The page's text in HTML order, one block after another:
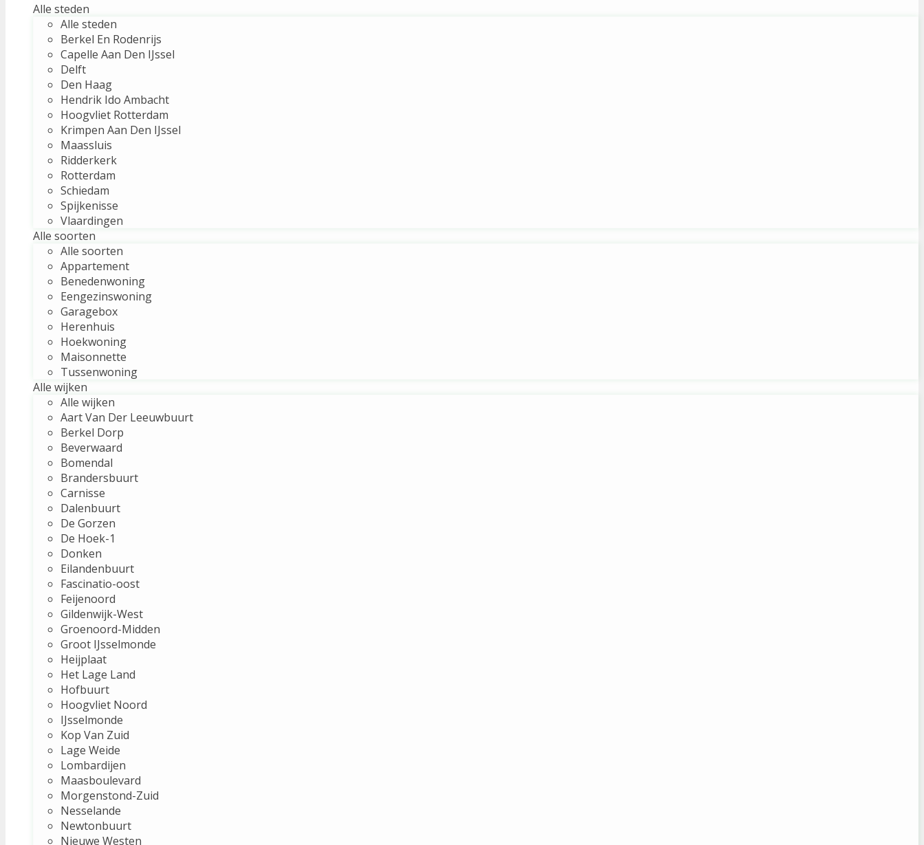
Alle steden
Alle steden
Berkel En Rodenrijs
Capelle Aan Den IJssel
Delft
Den Haag
Hendrik Ido Ambacht
Hoogvliet Rotterdam
Krimpen Aan Den IJssel
Maassluis
Ridderkerk
Rotterdam
Schiedam
Spijkenisse
Vlaardingen
Alle soorten
Alle soorten
Appartement
Benedenwoning
Eengezinswoning
Garagebox
Herenhuis
Hoekwoning
Maisonnette
Tussenwoning
Alle wijken
Alle wijken
Aart Van Der Leeuwbuurt
Berkel Dorp
Beverwaard
Bomendal
Brandersbuurt
Carnisse
Dalenbuurt
De Gorzen
De Hoek-1
Donken
Eilandenbuurt
Fascinatio-oost
Feijenoord
Gildenwijk-West
Groenoord-Midden
Groot IJsselmonde
Heijplaat
Het Lage Land
Hofbuurt
Hoogvliet Noord
IJsselmonde
Kop Van Zuid
Lage Weide
Lombardijen
Maasboulevard
Morgenstond-Zuid
Nesselande
Newtonbuurt
Nieuwe Westen